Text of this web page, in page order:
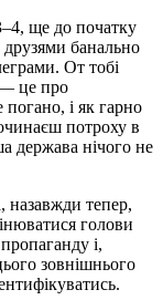
ще до початку
друзями банально
От тобі
це про
і як гарно
потроху в
держава нічого не
тепер,
голови
і,
зовнішнього